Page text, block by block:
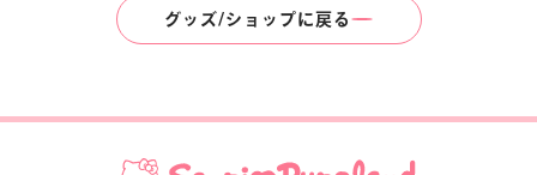
グッズ/ショップに戻る